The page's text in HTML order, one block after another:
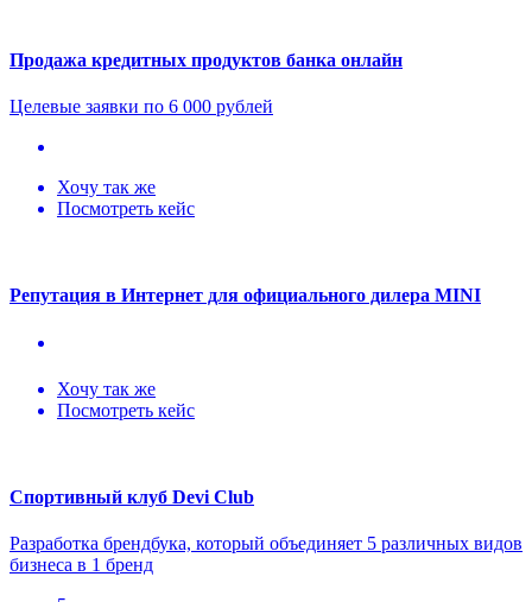
Продажа кредитных продуктов банка онлайн
Целевые заявки по 6 000 рублей
Хочу так же
Посмотреть кейс
Репутация в Интернет для официального дилера MINI
Хочу так же
Посмотреть кейс
Спортивный клуб Devi Club
Разработка брендбука, который объединяет 5 различных видов
бизнеса в 1 бренд